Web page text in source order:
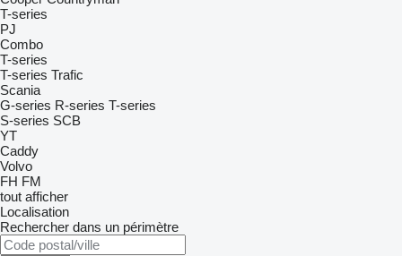
T-series
PJ
Combo
T-series
T-series Trafic
Scania
G-series R-series T-series
S-series SCB
YT
Caddy
Volvo
FH FM
tout afficher
Localisation
Rechercher dans un périmètre